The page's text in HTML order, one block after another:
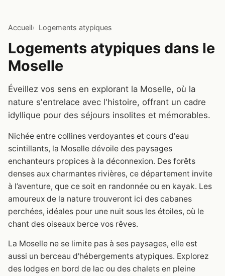
Accueil Logements atypiques
Logements atypiques dans le
Moselle
Éveillez vos sens en explorant la Moselle, où la
nature s'entrelace avec l'histoire, offrant un cadre
idyllique pour des séjours insolites et mémorables.
Nichée entre collines verdoyantes et cours d'eau
scintillants, la Moselle dévoile des paysages
enchanteurs propices à la déconnexion. Des forêts
denses aux charmantes rivières, ce département invite
à l’aventure, que ce soit en randonnée ou en kayak. Les
amoureux de la nature trouveront ici des cabanes
perchées, idéales pour une nuit sous les étoiles, où le
chant des oiseaux berce vos rêves.
La Moselle ne se limite pas à ses paysages, elle est
aussi un berceau d'hébergements atypiques. Explorez
des lodges en bord de lac ou des chalets en pleine